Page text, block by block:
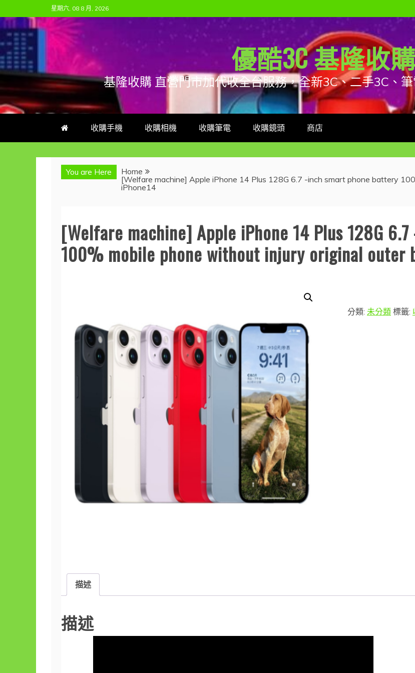
to
content
星期六, 08 8 月, 2026
優酷3C 基隆收
基隆收購 直營門市加代收全台服務，全新3C、二手3C、
收購手機 收購相機 收購筆電 收購鏡頭 商店
You are Here
Home
[Welfare machine] Apple iPhone 14 Plus 128G 6.7 -inch smart phone battery
iPhone14
[Welfare machine] Apple iPhone 14 Plus 128G
100% mobile phone without injury original outer
分類: 未分類 標籤:
描述
描述